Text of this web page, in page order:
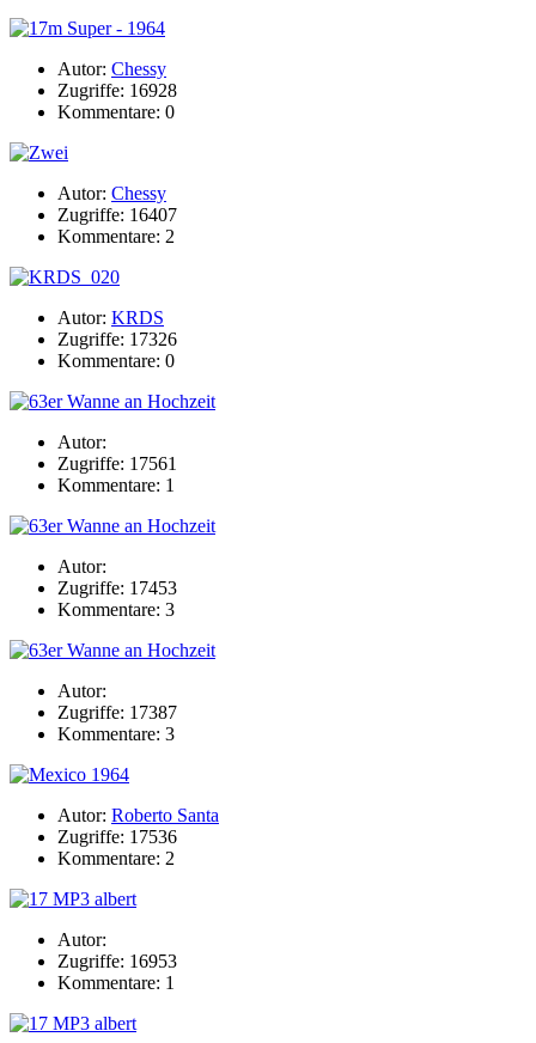
Autor: Chessy
Zugriffe: 16928
Kommentare: 0
Autor: Chessy
Zugriffe: 16407
Kommentare: 2
Autor: KRDS
Zugriffe: 17326
Kommentare: 0
Autor:
Zugriffe: 17561
Kommentare: 1
Autor:
Zugriffe: 17453
Kommentare: 3
Autor:
Zugriffe: 17387
Kommentare: 3
Autor: Roberto Santa
Zugriffe: 17536
Kommentare: 2
Autor:
Zugriffe: 16953
Kommentare: 1